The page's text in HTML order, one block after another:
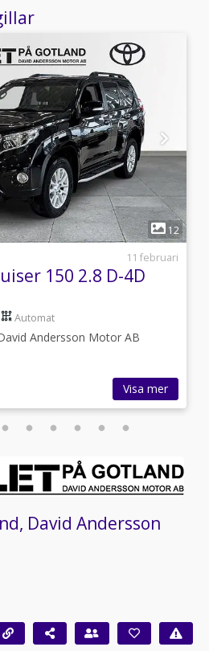
1
12
11 februari
150 2.8 D-4D
Automat
Andersson Motor AB
Visa mer
David Andersson